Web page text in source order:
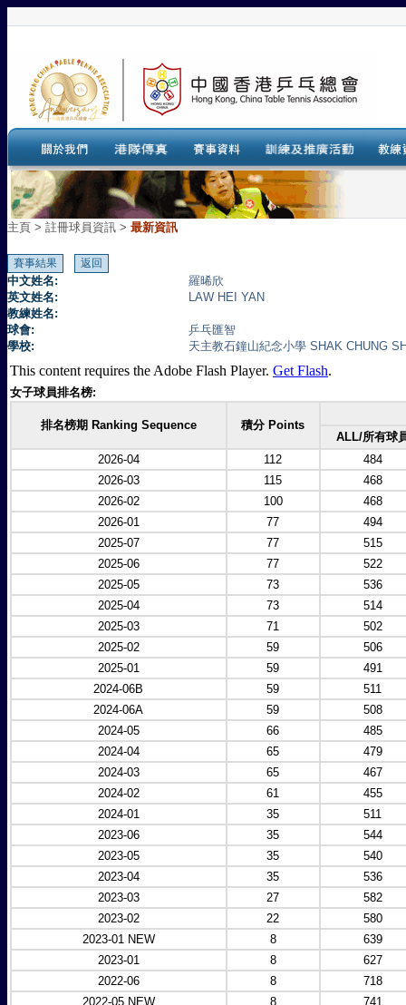
主頁 > 註冊球員資訊 > 最新資訊
中文姓名:
羅晞欣
英文姓名:
LAW HEI YAN
教練姓名:
球會:
乒乓匯智
學校:
天主教石鐘山紀念小學 SHAK CHUNG
This content requires the Adobe Flash Player. Get Flash.
女子球員排名榜:
排名榜期 Ranking Sequence
積分 Points
ALL/所有球
2026-04
112
484
2026-03
115
468
2026-02
100
468
2026-01
77
494
2025-07
77
515
2025-06
77
522
2025-05
73
536
2025-04
73
514
2025-03
71
502
2025-02
59
506
2025-01
59
491
2024-06B
59
511
2024-06A
59
508
2024-05
66
485
2024-04
65
479
2024-03
65
467
2024-02
61
455
2024-01
35
511
2023-06
35
544
2023-05
35
540
2023-04
35
536
2023-03
27
582
2023-02
22
580
2023-01 NEW
8
639
2023-01
8
627
2022-06
8
718
2022-05 NEW
8
741